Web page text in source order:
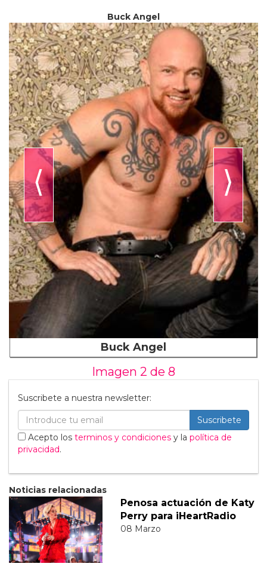
Buck Angel
⟨ ⟩
Buck Angel
Imagen 2 de 8
Suscribete a nuestra newsletter:
Suscribete
Acepto los terminos y condiciones y la política de
privacidad.
Noticias relacionadas
Penosa actuación de Katy
Perry para iHeartRadio
08 Marzo